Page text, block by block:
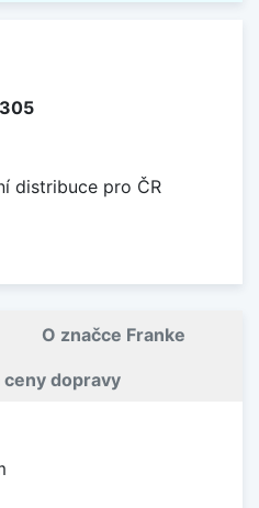
distribuce pro ČR
O značce Franke
dopravy